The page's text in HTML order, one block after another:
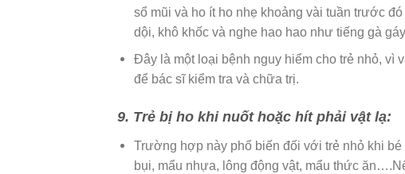
sổ mũi và ho ít ho nhẹ khoảng vài tuần trước
dội, khô khốc và nghe hao hao như tiếng gà
Đây là một loại bệnh nguy hiểm cho trẻ nhỏ, vì
để bác sĩ kiểm tra và chữa trị.
9. Trẻ bị ho khi nuốt hoặc hít phải vật lạ:
Trường hợp này phổ biến đối với trẻ nhỏ khi
bụi, mẩu nhựa, lông động vật, mẩu thức